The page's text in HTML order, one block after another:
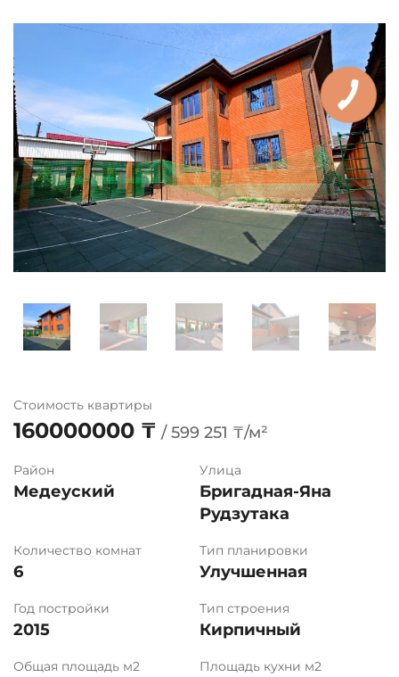
Стоимость квартиры
160000000 ₸ / 599 251 ₸/м²
Район
Медеуский
Улица
Бригадная-Яна
Рудзутака
Количество комнат
6
Тип планировки
Улучшенная
Год постройки
2015
Тип строения
Кирпичный
Общая площадь м2 Площадь кухни м2